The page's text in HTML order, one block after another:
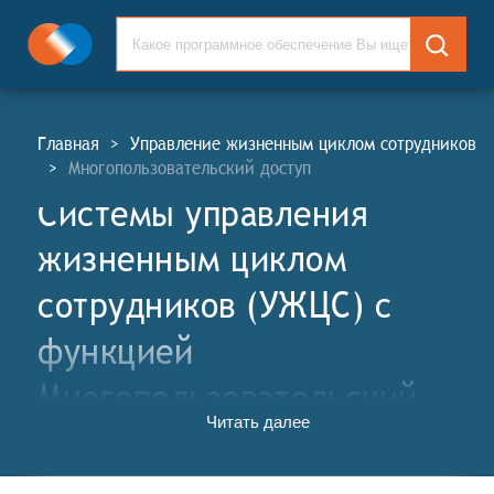
Главная > Управление жизненным циклом сотрудников
> Многопользовательский доступ
Системы управления
жизненным циклом
сотрудников (УЖЦС) c
функцией
Многопользовательский
Системы управления жизненным циклом
Читать далее